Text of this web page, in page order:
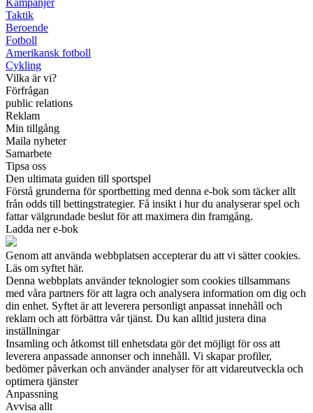
Kampanjer
Taktik
Beroende
Fotboll
Amerikansk fotboll
Cykling
Vilka är vi?
Förfrågan
public relations
Reklam
Min tillgång
Maila nyheter
Samarbete
Tipsa oss
Den ultimata guiden till sportspel
Förstå grunderna för sportbetting med denna e-bok som täcker allt
från odds till bettingstrategier. Få insikt i hur du analyserar spel och
fattar välgrundade beslut för att maximera din framgång.
Ladda ner e-bok
Genom att använda webbplatsen accepterar du att vi sätter cookies.
Läs om syftet här.
Denna webbplats använder teknologier som cookies tillsammans
med våra partners för att lagra och analysera information om dig och
din enhet. Syftet är att leverera personligt anpassat innehåll och
reklam och att förbättra vår tjänst. Du kan alltid justera dina
inställningar
Insamling och åtkomst till enhetsdata gör det möjligt för oss att
leverera anpassade annonser och innehåll. Vi skapar profiler,
bedömer påverkan och använder analyser för att vidareutveckla och
optimera tjänster
Anpassning
Avvisa allt